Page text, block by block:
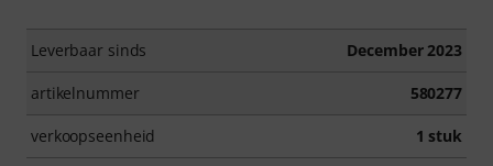
Leverbaar sinds December 2023
artikelnummer 580277
verkoopseenheid 1 stuk